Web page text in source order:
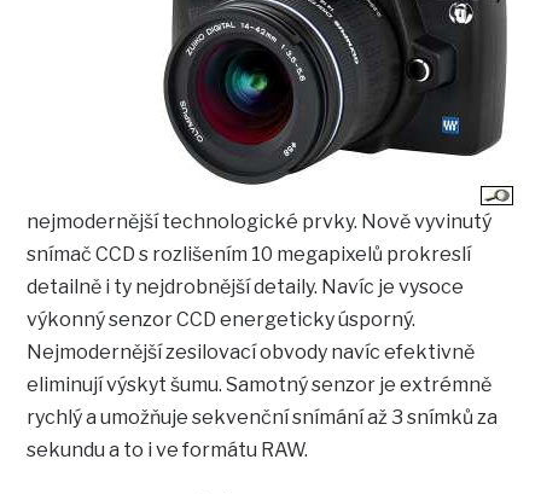
nejmodernější technologické prvky. Nově vyvinutý
snímač CCD s rozlišením 10 megapixelů prokreslí
detailně i ty nejdrobnější detaily. Navíc je vysoce
výkonný senzor CCD energeticky úsporný.
Nejmodernější zesilovací obvody navíc efektivně
eliminují výskyt šumu. Samotný senzor je extrémně
rychlý a umožňuje sekvenční snímání až 3 snímků za
sekundu a to i ve formátu RAW.